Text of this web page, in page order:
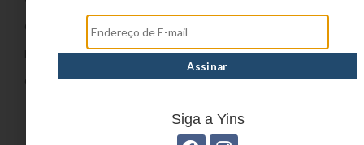
CATÁLOGOS
BLOG
CONTATO
Siga a Yins